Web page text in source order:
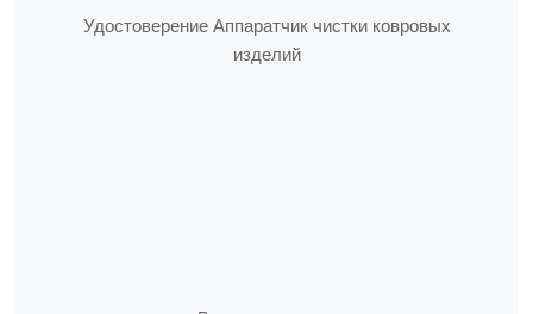
Удостоверение Аппаратчик чистки ковровых
изделий